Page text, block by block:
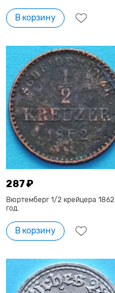
В корзину
287 ₽
Вюртемберг 1/2 крейцера 1862
год.
В корзину